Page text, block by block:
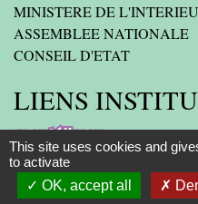
MINISTERE DE
ASSEMBLEE NATIONALE
CONSEIL D'ETAT
LIENS
This site uses cookies and
to activate
OK, accept all